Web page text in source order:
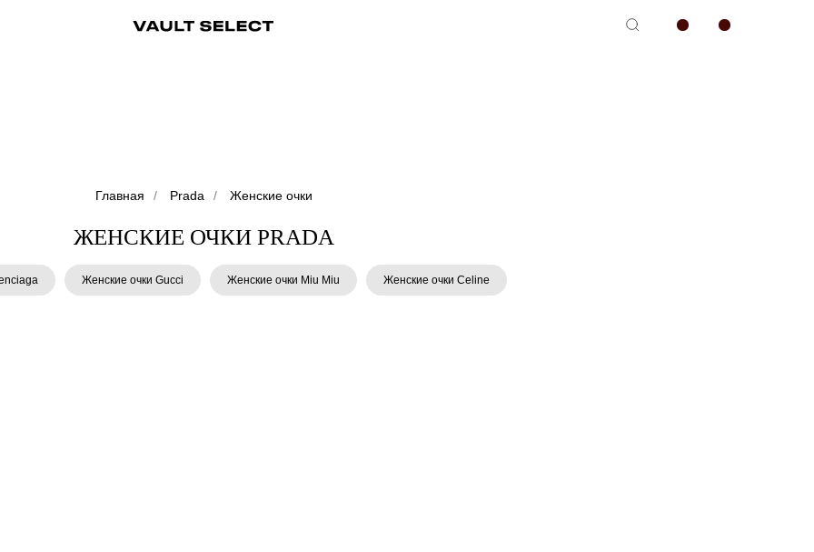
Главная / Prada / Женские очки
ЖЕНСКИЕ ОЧКИ PRADA
Женские очки Gucci Женские очки Miu Miu Женские очки Celine